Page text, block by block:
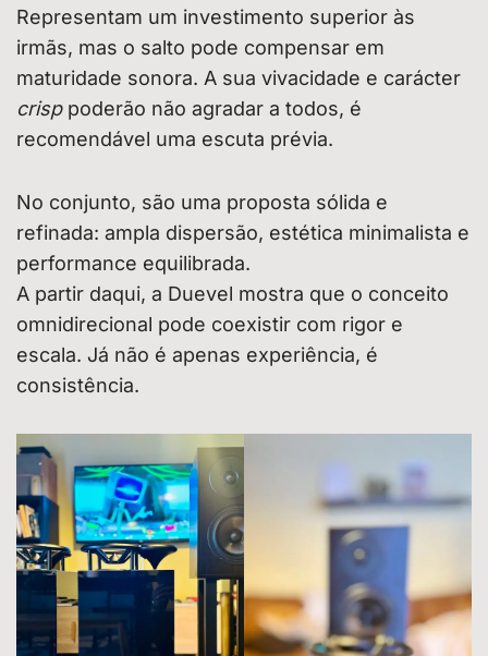
Representam um investimento superior às
irmãs, mas o salto pode compensar em
maturidade sonora. A sua vivacidade e carácter
crisppoderão não agradar a todos, é
recomendável uma escuta prévia.
No conjunto, são uma proposta sólida e
refinada: ampla dispersão, estética minimalista e
performance equilibrada.
A partir daqui, a Duevel mostra que o conceito
omnidirecional pode coexistir com rigor e
escala. Já não é apenas experiência, é
consistência.